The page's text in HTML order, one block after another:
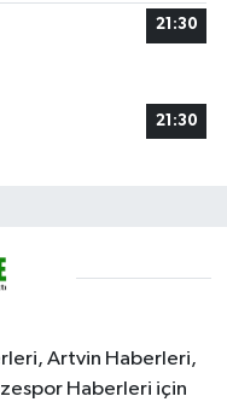
21:30
21:30
Artvin Haberleri,
Haberleri için